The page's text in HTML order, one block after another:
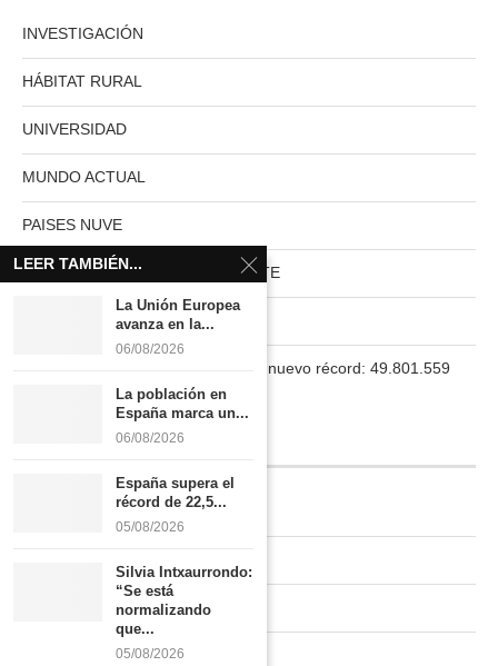
INVESTIGACIÓN
HÁBITAT RURAL
UNIVERSIDAD
MUNDO ACTUAL
PAISES NUVE
HABITAT RURAL AUTOSUFICIENTE
La población en España marca un nuevo récord: 49.801.559
INFORMACIÓN
Quiénes somos
Publicidad tarifas
LEER TAMBIÉN...
La Unión Europea
avanza en la...
06/08/2026
La población en
España marca un...
06/08/2026
España supera el
récord de 22,5...
05/08/2026
Silvia Intxaurrondo:
“Se está
normalizando
que...
05/08/2026